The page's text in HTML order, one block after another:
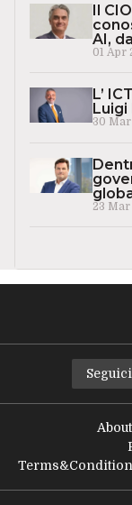
Il
AI,
01 Apr
L’
Luigi
30
23
Seguici
About